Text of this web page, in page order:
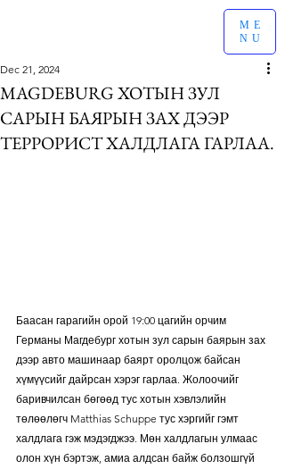
ME
NU
MAGDEBURG ХОТЫН ЗУЛ
САРЫН БАЯРЫН ЗАХ ДЭЭР
ТЕРРОРИСТ ХАЛДЛАГА ГАРЛАА.
Dec 21, 2024
Баасан гарагийн орой 19:00 цагийн орчим
Германы Магдебург хотын зул сарын баярын зах
дээр авто машинаар баярт оролцож байсан
хүмүүсийг дайрсан хэрэг гарлаа. Жолоочийг
баривчилсан бөгөөд тус хотын хэвлэлийн
төлөөлөгч Matthias Schuppe тус хэргийг гэмт
халдлага гэж мэдэгджээ. Мөн халдлагын улмаас
олон хүн бэртэж, амиа алдсан байж болзошгүй